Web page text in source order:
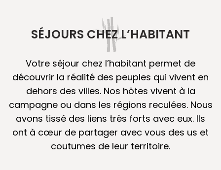
SÉJOURS CHEZ L’HABITANT
Votre séjour chez l’habitant permet de
découvrir la réalité des peuples qui vivent en
dehors des villes. Nos hôtes vivent à la
campagne ou dans les régions reculées. Nous
avons tissé des liens très forts avec eux. Ils
ont à cœur de partager avec vous des us et
coutumes de leur territoire.